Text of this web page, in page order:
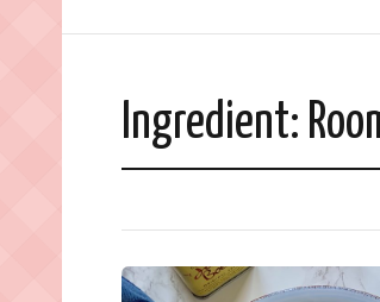
Ingredient: